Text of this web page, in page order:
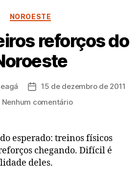
Categorias
NOROESTE
reforços do
Data15 de dezembro de 2011
Nenhum comentárioem
reforços
do
Noroeste
esperado: treinos físicos
chegando. Difícil é
deles.